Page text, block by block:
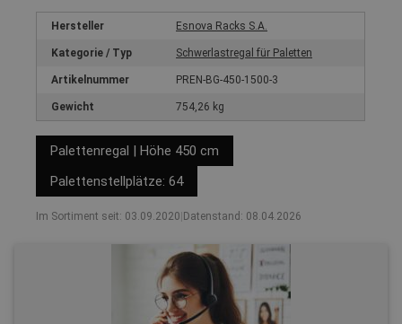
Hersteller Esnova Racks S.A.
Kategorie / Typ Schwerlastregal für Paletten
Artikelnummer PREN-BG-450-1500-3
Gewicht 754,26 kg
Palettenregal | Höhe 450 cm
Palettenstellplätze: 64
Im Sortiment seit: 03.09.2020 Datenstand: 08.04.2026